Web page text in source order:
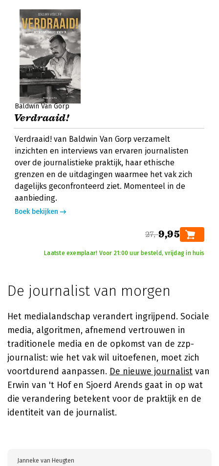
Baldwin Van Gorp
Verdraaid!
Verdraaid! van Baldwin Van Gorp verzamelt
inzichten en interviews van ervaren journalisten
over de journalistieke praktijk, haar ethische
grenzen en de uitdagingen waarmee het vak zich
dagelijks geconfronteerd ziet. Momenteel in de
aanbieding.
Boek bekijken
27,-9,95
Laatste exemplaar! Voor 21:00 uur besteld, vrijdag in huis
De journalist van morgen
Het medialandschap verandert ingrijpend. Sociale
media, algoritmen, afnemend vertrouwen in
traditionele media en de opkomst van de zzp-
journalist: wie het vak wil uitoefenen, moet zich
voortdurend aanpassen. De nieuwe journalist van
Erwin van 't Hof en Sjoerd Arends gaat in op wat
die verandering betekent voor de praktijk en de
identiteit van de journalist.
Janneke van Heugten